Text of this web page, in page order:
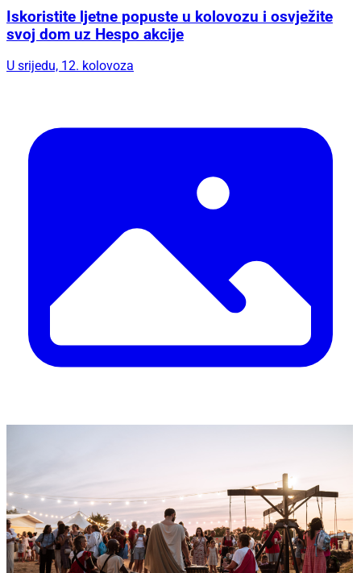
Iskoristite ljetne popuste u kolovozu i osvježite
svoj dom uz Hespo akcije
U srijedu, 12. kolovoza